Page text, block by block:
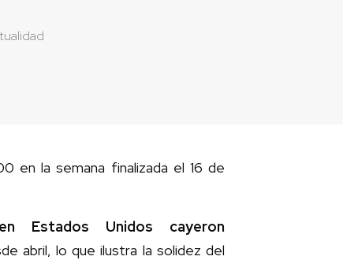
en la semana finalizada el 16 de
Estados Unidos cayeron
abril, lo que ilustra la solidez del